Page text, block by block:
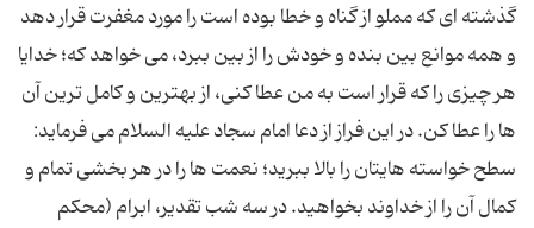
گذشته ای که مملو از گناه و خطا بوده است را مورد مغفرت قرار دهد
و همه موانع بین بنده و خودش را از بین ببرد، می خواهد که؛ خدایا
هر چیزی را که قرار است به من عطا کنی، از بهترین و کامل ترین آن
ها را عطا کن. در این فراز از دعا امام سجاد علیه السلام می فرماید:
سطح خواسته هایتان را بالا ببرید؛ نعمت ها را در هر بخشی تمام و
کمال آن را از خداوند بخواهید. در سه شب تقدیر، ابرام (محکم